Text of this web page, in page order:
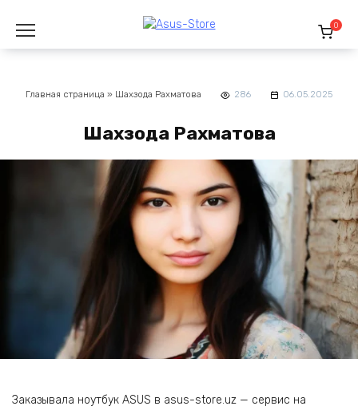
содержанию
0
Главная страница » Шахзода Рахматова 286 06.05.2025
Шахзода Рахматова
Заказывала ноутбук ASUS в asus-store.uz — сервис на